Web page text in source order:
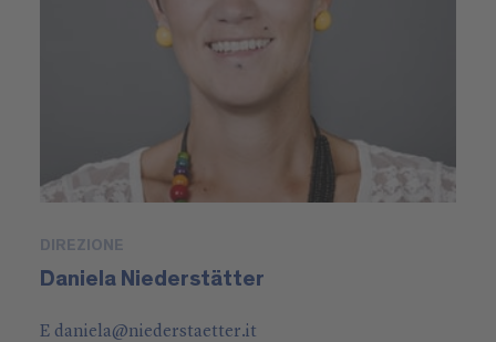
DIREZIONE
Daniela Niederstätter
E daniela@niederstaetter.it